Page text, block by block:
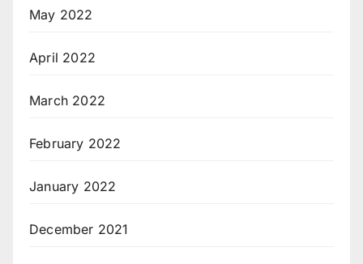
May 2022
April 2022
March 2022
February 2022
January 2022
December 2021